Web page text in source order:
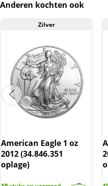
website is inclusief btw.
Anderen kochten ook
Zilver
American Eagle 1 oz
2012 (34.846.351
oplage)